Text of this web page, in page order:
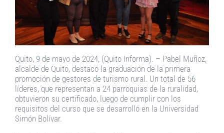
Quito, 9 de mayo de 2024, (Quito Informa). – Pabel Muñoz,
alcalde de Quito, destacó la graduación de la primera
promoción de gestores de turismo rural. Un total de 56
líderes, que representan a 24 parroquias de la ruralidad,
obtuvieron su certificado, luego de cumplir con los
requisitos del curso que se desarrolló en la Universidad
Simón Bolívar.